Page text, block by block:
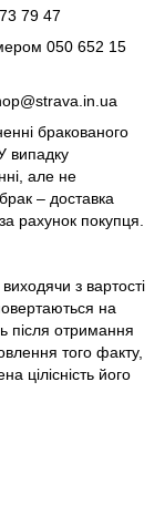
79 47
050 652 15
бракованого
випадку
але не
– доставка
рахунок покупця.
з вартості
на
після отримання
того факту,
цілісність його